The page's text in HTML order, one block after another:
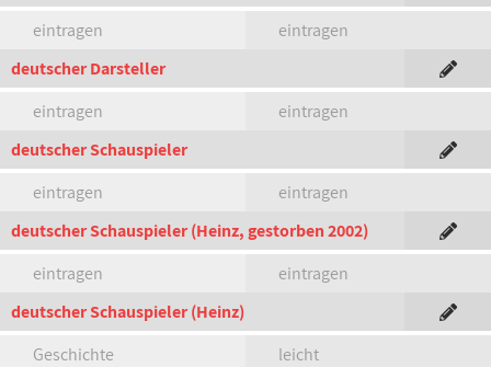
eintragen
eintragen
deutscher Darsteller
eintragen
eintragen
deutscher Schauspieler
eintragen
eintragen
deutscher Schauspieler (Heinz, gestorben 2002)
eintragen
eintragen
deutscher Schauspieler (Heinz)
Geschichte
leicht